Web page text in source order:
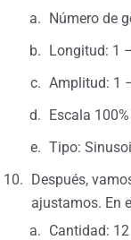
Número de
Longitud: 1
Amplitud: 1
Escala
Tipo:
Después,
ajustamos. En
Cantidad: 12